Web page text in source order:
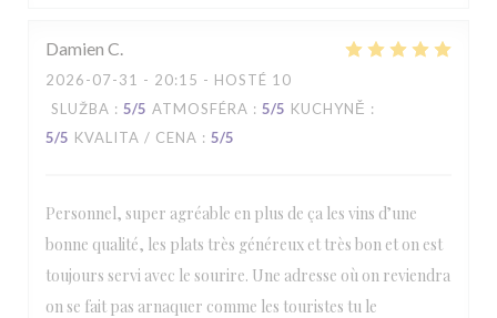
Damien C
2026-07-31 - 20:15 - HOSTÉ 10
SLUŽBA : 5/5 ATMOSFÉRA : 5/5 KUCHYNĚ :
5/5 KVALITA / CENA : 5/5
Personnel, super agréable en plus de ça les vins d’une
bonne qualité, les plats très généreux et très bon et on est
toujours servi avec le sourire. Une adresse où on reviendra
on se fait pas arnaquer comme les touristes tu le